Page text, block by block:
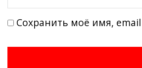
Сохранить моё имя,